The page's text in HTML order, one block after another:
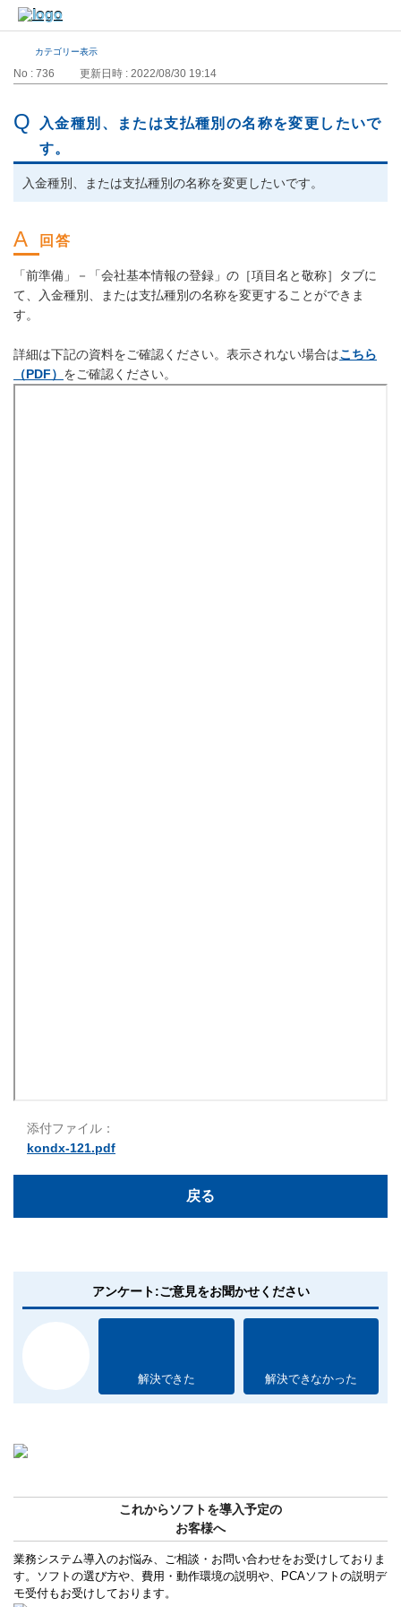
カテゴリー表示
No : 736 更新日時 : 2022/08/30 19:14
入金種別、または支払種別の名称を変更したいで
す。
入金種別、または支払種別の名称を変更したいです。
「前準備」－「会社基本情報の登録」の［項目名と敬称］タブに
て、入金種別、または支払種別の名称を変更することができま
す。
詳細は下記の資料をご確認ください。表示されない場合はこちら
（PDF） をご確認ください。
添付ファイル：
kondx-121.pdf
戻る
アンケート:ご意見をお聞かせください
解決できた 解決できなかった
これからソフトを導入予定の
お客様へ
業務システム導入のお悩み、ご相談・お問い合わせをお受けしておりま
す。ソフトの選び方や、費用・動作環境の説明や、PCAソフトの説明デ
モ受付もお受けしております。